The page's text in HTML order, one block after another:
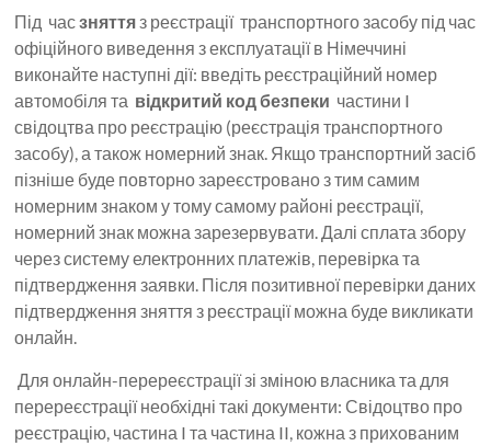
Під часзняттяз реєстрації транспортного засобу під час
офіційного виведення з експлуатації в Німеччині
виконайте наступні дії: введіть реєстраційний номер
автомобіля та відкритий код безпеки частини I
свідоцтва про реєстрацію (реєстрація транспортного
засобу), а також номерний знак. Якщо транспортний засіб
пізніше буде повторно зареєстровано з тим самим
номерним знаком у тому самому районі реєстрації,
номерний знак можна зарезервувати. Далі сплата збору
через систему електронних платежів, перевірка та
підтвердження заявки. Після позитивної перевірки даних
підтвердження зняття з реєстрації можна буде викликати
онлайн.
Для онлайн-перереєстрації зі зміною власника та для
перереєстрації необхідні такі документи: Свідоцтво про
реєстрацію, частина I та частина II, кожна з прихованим